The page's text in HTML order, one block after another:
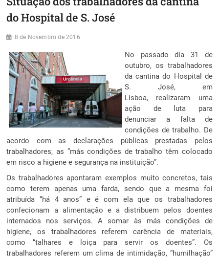
do Hospital de S. José
8 de Novembro de 2016
No passado dia 31 de
outubro, os trabalhadores
da cantina do Hospital de
S. José, em
Lisboa, realizaram uma
ação de luta para
denunciar a falta de
condições de trabalho. De
acordo com as declarações públicas prestadas pelos
trabalhadores, as “más condições de trabalho têm colocado
em risco a higiene e segurança na instituição”.
Os trabalhadores apontaram exemplos muito concretos, tais
como terem apenas uma farda, sendo que a mesma foi
atribuída “há 4 anos” e é com ela que os trabalhadores
confecionam a alimentação e a distribuem pelos doentes
internados nos serviços. A somar às más condições de
higiene, os trabalhadores referem carência de materiais,
como “talhares e loiça para servir os doentes”. Os
trabalhadores referem um clima de intimidação, “humilhação”